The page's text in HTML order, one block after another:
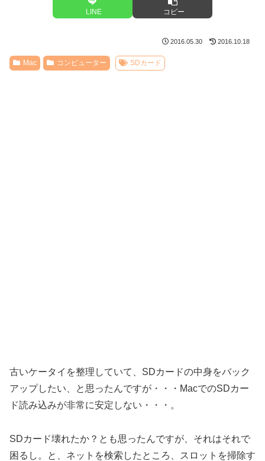
LINE コピー
2016.05.30 2016.10.18
Mac コンピューター SDカード
古いケータイを整理していて、SDカードの中身をバック
アップしたい、と思ったんですが・・・MacでのSDカー
ド読み込みが非常に安定しない・・・。
SDカード壊れたか？とも思ったんですが、それはそれで
困るし。と、ネットを検索したところ、スロットを掃除す